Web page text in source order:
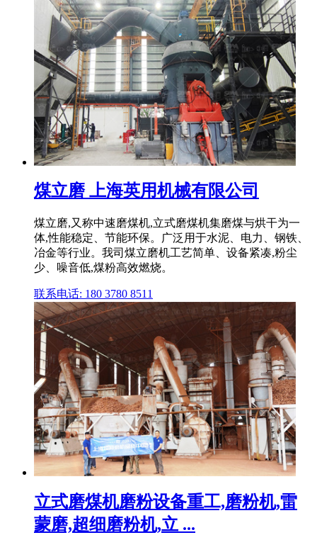
煤立磨 上海英用机械有限公司
煤立磨,又称中速磨煤机,立式磨煤机集磨煤与烘干为一
体,性能稳定、节能环保。广泛用于水泥、电力、钢铁、
冶金等行业。我司煤立磨机工艺简单、设备紧凑,粉尘
少、噪音低,煤粉高效燃烧。
联系电话: 180 3780 8511
立式磨煤机磨粉设备重工,磨粉机,雷
蒙磨,超细磨粉机,立 ...